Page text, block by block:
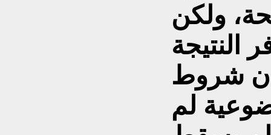
ولكن
النتيجة
أن شروط
لم